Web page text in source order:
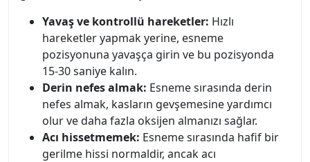
Yavaş ve kontrollü hareketler: Hızlı
hareketler yapmak yerine, esneme
pozisyonuna yavaşça girin ve bu pozisyonda
15-30 saniye kalın.
Derin nefes almak: Esneme sırasında derin
nefes almak, kasların gevşemesine yardımcı
olur ve daha fazla oksijen almanızı sağlar.
Acı hissetmemek: Esneme sırasında hafif bir
gerilme hissi normaldir, ancak acı